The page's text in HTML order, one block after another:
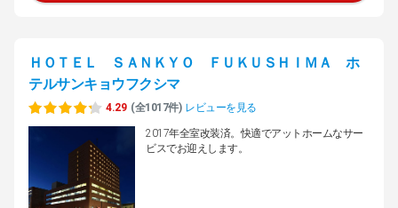
ＨＯＴＥＬ ＳＡＮＫＹＯ ＦＵＫＵＳＨＩＭＡ ホ
テルサンキョウフクシマ
4.29 (全1017件) レビューを見る
2017年全室改装済。快適でアットホームなサー
ビスでお迎えします。